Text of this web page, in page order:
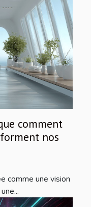
comment
nos
comme une vision